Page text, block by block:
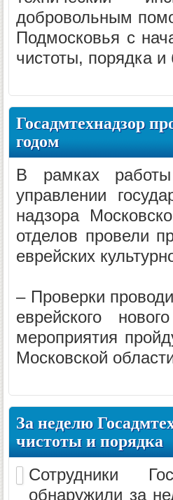
добровольным
Подмосковья с
чистоты, порядка и
Госадмтехнадзор
годом
В рамках
управлении
надзора
отделов провели
еврейских
– Проверки
еврейского
мероприятия
Московской
За неделю
чистоты и порядка
Сотрудники
обнаружили за